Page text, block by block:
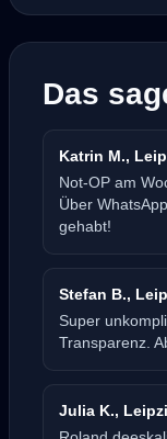
Das
Katrin M.,
Not-OP am
Über
gehabt!
Stefan B.,
Super
Transparenz.
Julia K.,